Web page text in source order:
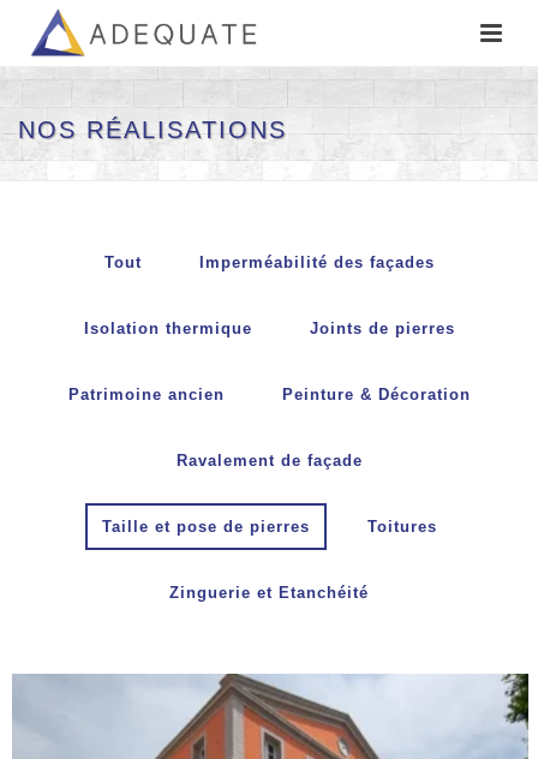
NOS RÉALISATIONS
Tout Imperméabilité des façades
Isolation thermique Joints de pierres
Patrimoine ancien Peinture & Décoration
Ravalement de façade
Taille et pose de pierres Toitures
Zinguerie et Etanchéité